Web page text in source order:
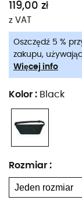
119,00 zł
z VAT
Oszczędź 5 %
zakupu,
Więcej info
Kolor : Black
Rozmiar :
Niezależnie od
zorganizować i
podróży:
Stealth
zaprojektowana
regulowanym